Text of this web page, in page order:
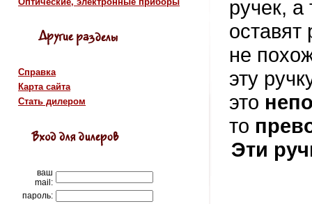
Справка
Карта сайта
Стать дилером
ваш
mail:
пароль:
ручек, а
не
эту
это
то
Эти